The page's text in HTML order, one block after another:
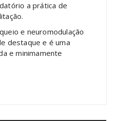
a prática de
e neuromodulação
destaque e é uma
e minimamente